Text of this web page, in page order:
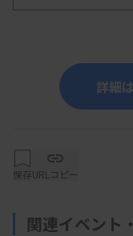
詳細
保存URLコピー
関連イベント